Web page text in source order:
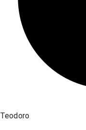
Teodoro